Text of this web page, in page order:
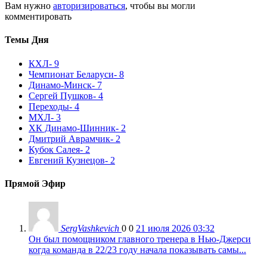
Вам нужно авторизироваться, чтобы вы могли
комментировать
Темы Дня
КХЛ- 9
Чемпионат Беларуси- 8
Динамо-Минск- 7
Сергей Пушков- 4
Переходы- 4
МХЛ- 3
ХК Динамо-Шинник- 2
Дмитрий Аврамчик- 2
Кубок Салея- 2
Евгений Кузнецов- 2
Прямой Эфир
SergVashkevich 0 0 21 июля 2026 03:32
Он был помощником главного тренера в Нью-Джерси
когда команда в 22/23 году начала показывать самы...